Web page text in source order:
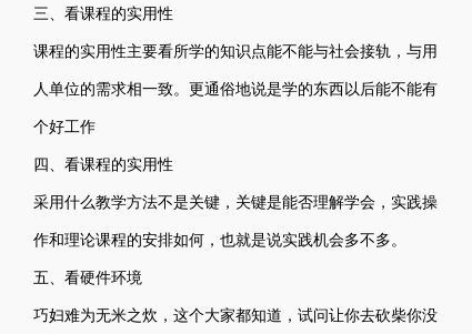
三、看课程的实用性
课程的实用性主要看所学的知识点能不能与社会接轨，与用
人单位的需求相一致。更通俗地说是学的东西以后能不能有
个好工作
四、看课程的实用性
采用什么教学方法不是关键，关键是能否理解学会，实践操
作和理论课程的安排如何，也就是说实践机会多不多。
五、看硬件环境
巧妇难为无米之炊，这个大家都知道，试问让你去砍柴你没